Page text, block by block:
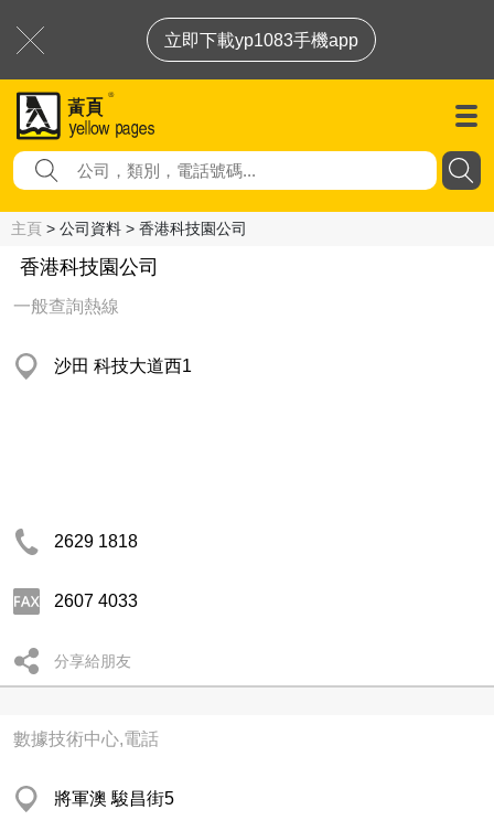
立即下載yp1083手機app
主頁 > 公司資料 > 香港科技園公司
香港科技園公司
一般查詢熱線
沙田 科技大道西1
2629 1818
2607 4033
分享給朋友
數據技術中心,電話
將軍澳 駿昌街5